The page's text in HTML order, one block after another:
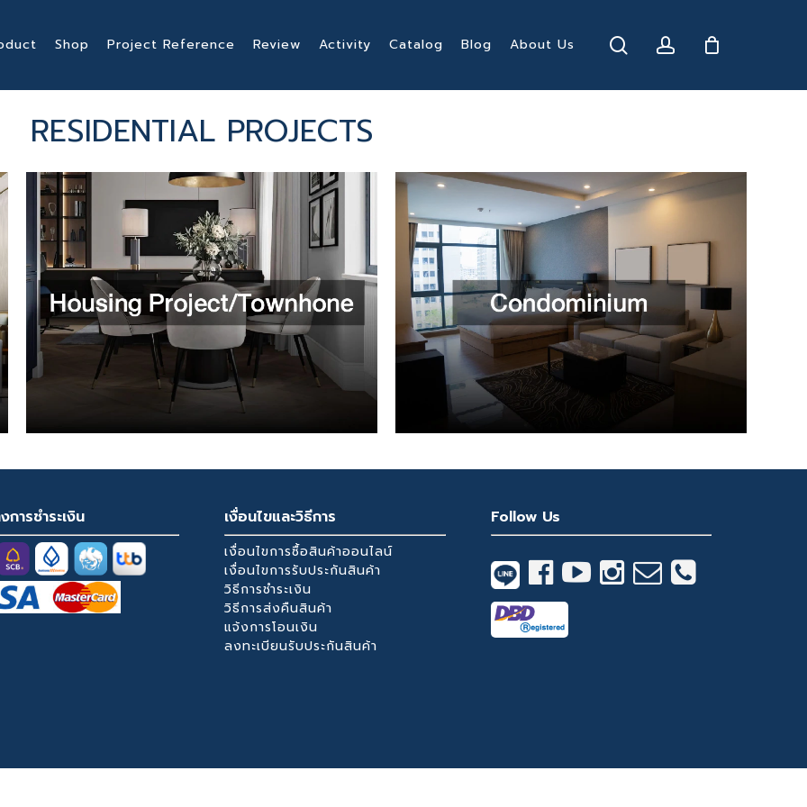
Shop Project Reference Review Activity Catalog Blog About Us search account
RESIDENTIAL PROJECTS
การชำระเงิน เงื่อนไขและวิธีการ
เงื่อนไขการซื้อสินค้าออนไลน์
เงื่อนไขการรับประกันสินค้า
วิธีการชำระเงิน
วิธีการส่งคืนสินค้า
แจ้งการโอนเงิน
ลงทะเบียนรับประกันสินค้า
Follow Us